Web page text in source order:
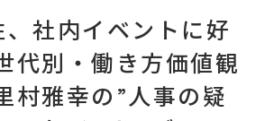
社内イベントに好
代別・働き方価値観
村雅幸の”人事の疑